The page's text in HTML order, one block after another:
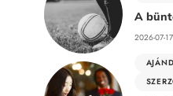
A
2026-07-17